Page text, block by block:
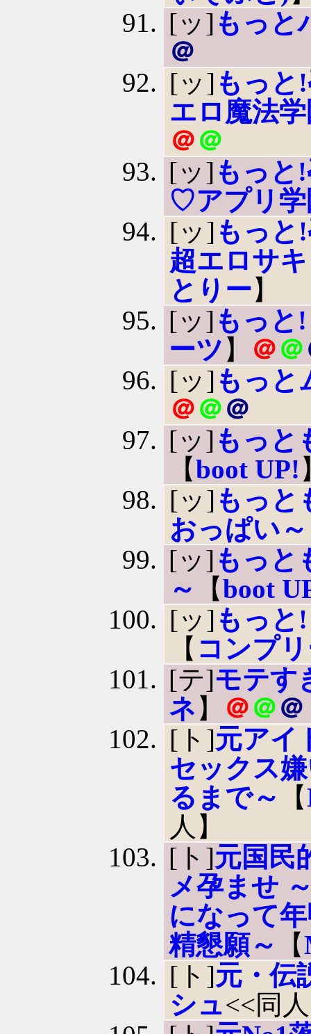
[ッ] もっと
＠
[ッ] もっと
エロ魔法
＠＠
[ッ] もっと
♡アプリ
[ッ] もっと
超エロサ
とりー】
[ッ] もっと
ーツ 】 ＠＠
[ッ] もっと
＠＠＠
[ッ] もっと
【boot UP!
[ッ] もっと
おっぱい～
[ッ] もっと
～
【boot
[ッ] もっと
【 コンプ
[テ]モテす
ネ 】 ＠＠＠
[ト]元アイ
セックス
るまで～
【
人】
[ト]元国民
メ孕ませ
になって
精懇願～
【
[ト]元・伝
シュ<<同